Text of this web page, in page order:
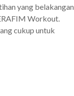
yang belakangan
Workout.
cukup untuk